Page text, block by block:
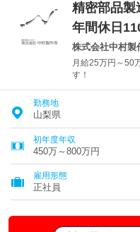
精密部品
年間休日
株式会社中村製
月給25万円～50
す！
勤務地
山梨県
初年度年収
450万～800万円
雇用形態
正社員